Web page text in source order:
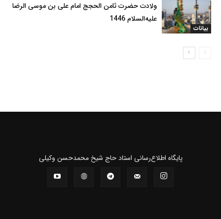
بیانات
ولادت حضرت ثامن الحجج امام علی بن موسی الرضا
علیه‌السلام 1446
پايگاه اطلاع‌رسانی استاد حاج شیخ محمدحسن وکیلی